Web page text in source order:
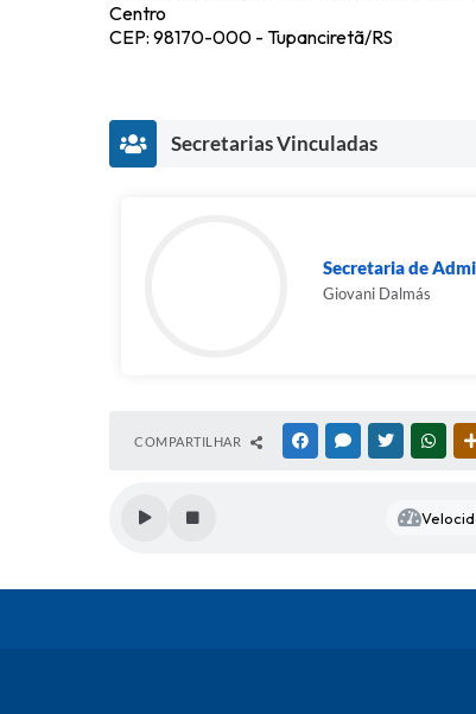
Centro
CEP: 98170-000 - Tupanciretã/RS
Secretarias Vinculadas
Secretaria de
Giovani Dalmás
COMPARTILHAR FACEBOOKMESSENGER
TWITTER